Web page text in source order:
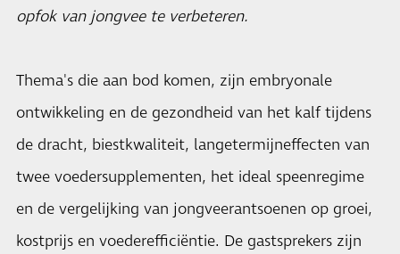
opfok van jongvee te verbeteren.
Thema's die aan bod komen, zijn embryonale
ontwikkeling en de gezondheid van het kalf tijdens
de dracht, biestkwaliteit, langetermijneffecten van
twee voedersupplementen, het ideal speenregime
en de vergelijking van jongveerantsoenen op groei,
kostprijs en voederefficiëntie. De gastsprekers zijn